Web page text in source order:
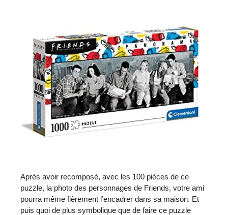
Après avoir recomposé, avec les 100 pièces de ce
puzzle, la photo des personnages de Friends, votre ami
pourra même fièrement l’encadrer dans sa maison. Et
puis quoi de plus symbolique que de faire ce puzzle